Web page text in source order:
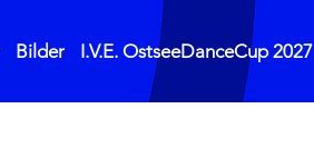
Bilder I.V.E. OstseeDanceCup 2027